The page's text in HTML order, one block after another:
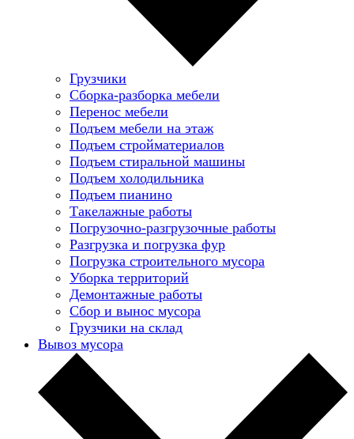
Грузчики
Сборка-разборка мебели
Перенос мебели
Подъем мебели на этаж
Подъем стройматериалов
Подъем стиральной машины
Подъем холодильника
Подъем пианино
Такелажные работы
Погрузочно-разгрузочные работы
Разгрузка и погрузка фур
Погрузка строительного мусора
Уборка территорий
Демонтажные работы
Сбор и вынос мусора
Грузчики на склад
Вывоз мусора